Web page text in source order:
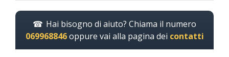
Hai bisogno di aiuto? Chiama il numero
069968846oppure vai alla pagina dei contatti